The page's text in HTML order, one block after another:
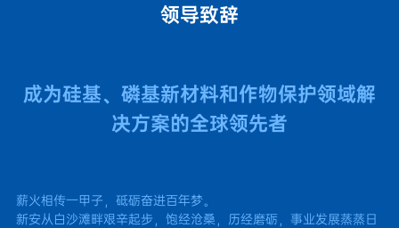
薪火相传一甲子，砥砺奋进百年梦。
新安从白沙滩畔艰辛起步，饱经沧桑，历经磨砺，事业发展蒸蒸日
领导致辞
成为硅基、磷基新材料和作物保护领域解
决方案的全球领先者